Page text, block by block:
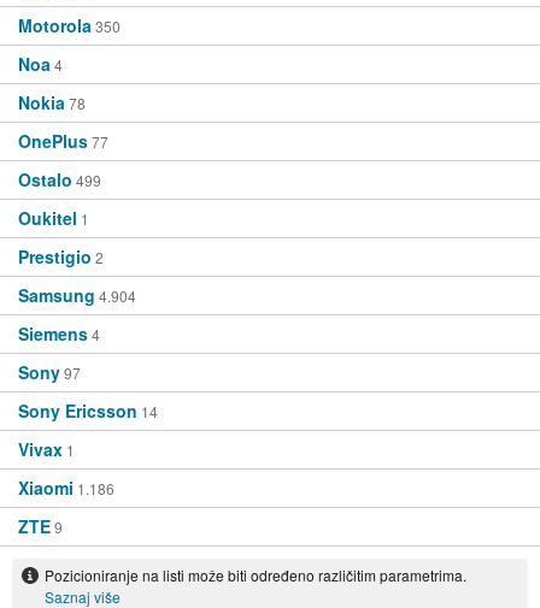
Motorola 350
Noa 4
Nokia 78
OnePlus77
Ostalo 499
Oukitel 1
Prestigio 2
Samsung 4.904
Siemens4
Sony97
Sony Ericsson 14
Vivax 1
Xiaomi 1.186
ZTE9
Pozicioniranje na listi može biti određeno različitim parametrima.
Saznaj više